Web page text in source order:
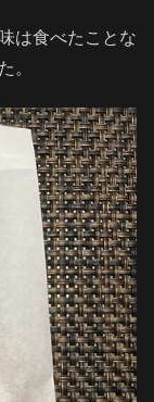
は食べたことな
。